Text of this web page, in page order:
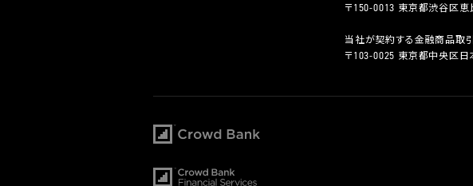
〒150-0013 東京都渋谷区恵
当社が契約する金融商品取
〒103-0025 東京都中央区